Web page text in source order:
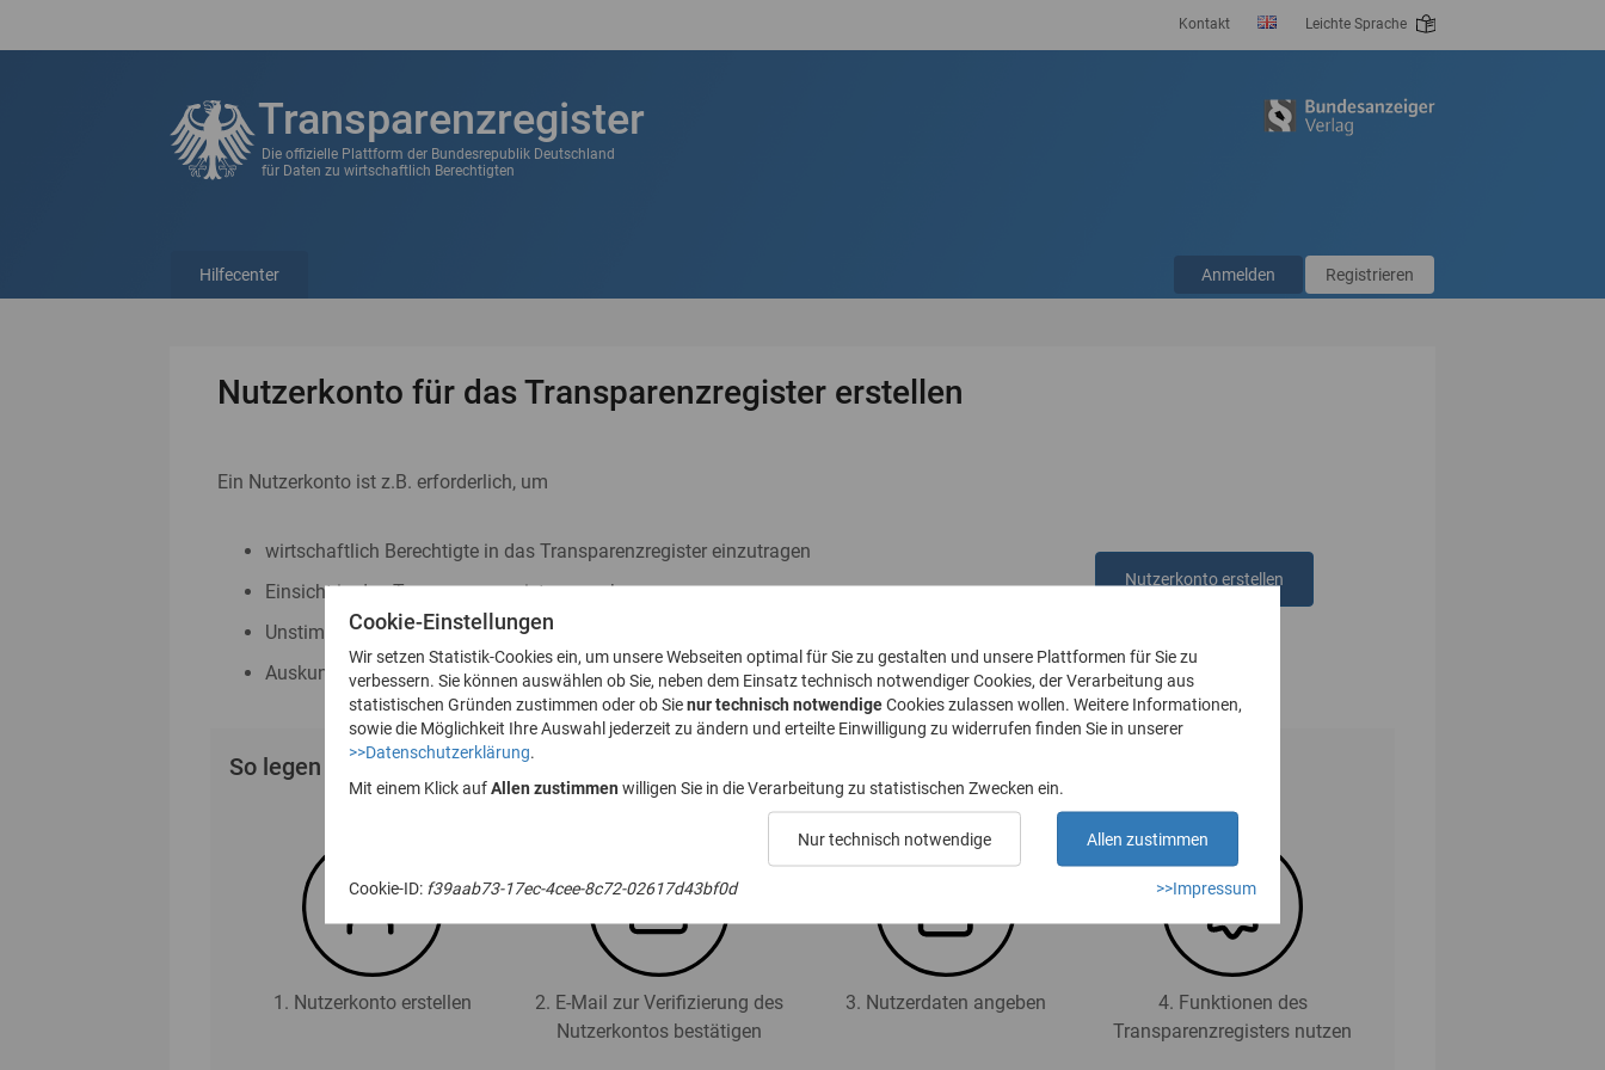
Kontakt Leichte Sprache
Transparenzregister
Die offizielle Plattform der Bundesrepublik Deutschland
für Daten zu wirtschaftlich Berechtigten
Anmelden Registrieren
Hilfecenter
Nutzerkonto für das Transparenzregister erstellen
Ein Nutzerkonto ist z.B. erforderlich, um
wirtschaftlich Berechtigte in das Transparenzregister einzutragen
Einsicht in das Transparenzregister zu nehmen
Unstimmigkeitsmeldungen nach § 23a GwG abzugeben
Auskunftsanträge nach § 23 Abs. 8 GwG zu stellen
Nutzerkonto erstellen
oderanmelden
So legen Sie Ihr Nutzerkonto für das Transparenzregister an (Registrierung):
1. Nutzerkonto erstellen
2. E-Mail zur Verifizierung des
Nutzerkontos bestätigen
3. Nutzerdaten angeben
4. Funktionen des
Transparenzregisters nutzen
Cookie-Einstellungen
Wir setzen Statistik-Cookies ein, um unsere Webseiten optimal für Sie zu gestalten und unsere Plattformen für Sie zu
verbessern. Sie können auswählen ob Sie, neben dem Einsatz technisch notwendiger Cookies, der Verarbeitung aus
statistischen Gründen zustimmen oder ob Sienur technisch notwendigeCookies zulassen wollen. Weitere Informationen,
sowie die Möglichkeit Ihre Auswahl jederzeit zu ändern und erteilte Einwilligung zu widerrufen finden Sie in unserer
>>Datenschutzerklärung
Mit einem Klick auf Allen zustimmen willigen Sie in die Verarbeitung zu statistischen Zwecken ein.
Nur technisch notwendige Allen zustimmen
Cookie-ID: f39aab73-17ec-4cee-8c72-02617d43bf0d >>Impressum